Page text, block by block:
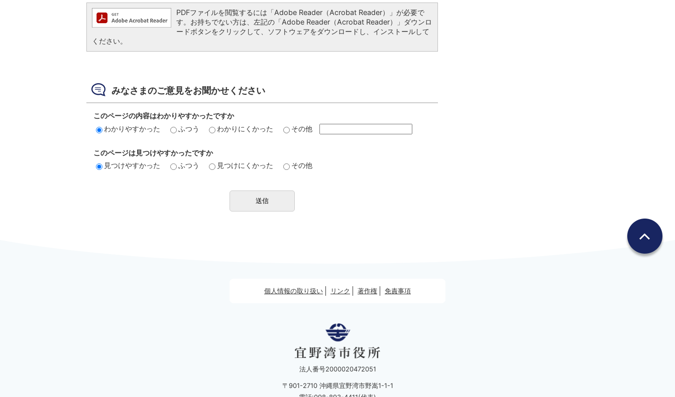
PDFファイルを閲覧するには「Adobe Reader（Acrobat Reader）」が必要で
す。お持ちでない方は、左記の「Adobe Reader（Acrobat Reader）」ダウンロ
ードボタンをクリックして、ソフトウェアをダウンロードし、インストールして
ください。
みなさまのご意見をお聞かせください
このページの内容はわかりやすかったですか
わかりやすかった
ふつう わかりにくかった その他
このページは見つけやすかったですか
見つけやすかった
ふつう 見つけにくかった その他
個人情報の取り扱い リンク 著作権 免責事項
法人番号2000020472051
〒901-2710 沖縄県宜野湾市野嵩1-1-1